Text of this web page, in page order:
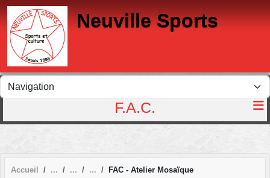
Neuville Sports
F.A.C.
Accueil FAC - Atelier Mosaïque
Panneau de gestion des cookies